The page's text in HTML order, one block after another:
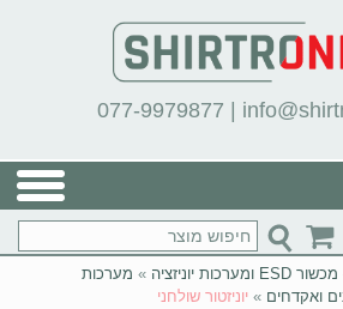
077-9979877 |
מכשור ESD ומערכות יוניזציה » מערכות
ואקדחים » יוניזטור שולחני